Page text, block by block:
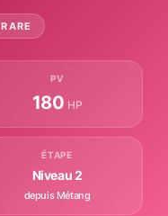
PV
180 HP
ÉTAPE
Niveau 2
depuis Métang